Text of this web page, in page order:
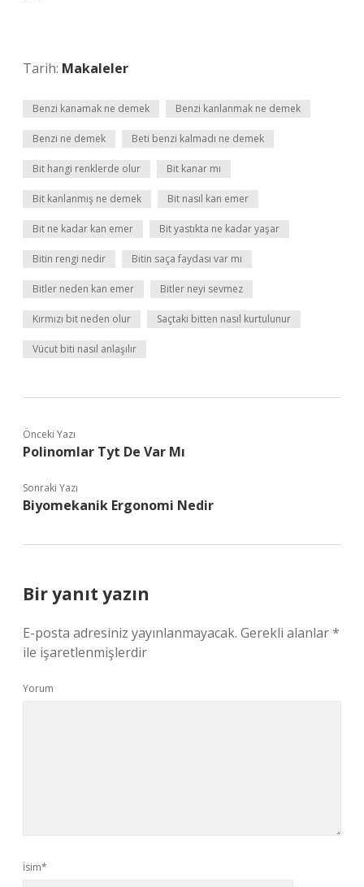
Tarih: Makaleler
Benzi kanamak ne demek Benzi kanlanmak ne demek
Benzi ne demek Beti benzi kalmadı ne demek
Bit hangi renklerde olur Bit kanar mı
Bit kanlanmış ne demek Bit nasıl kan emer
Bit ne kadar kan emer Bit yastıkta ne kadar yaşar
Bitin rengi nedir Bitin saça faydası var mı
Bitler neden kan emer Bitler neyi sevmez
Kırmızı bit neden olur Saçtaki bitten nasıl kurtulunur
Vücut biti nasıl anlaşılır
Önceki Yazı
Polinomlar Tyt De Var Mı
Sonraki Yazı
Biyomekanik Ergonomi Nedir
Bir yanıt yazın
E-posta adresiniz yayınlanmayacak. Gerekli alanlar*
ile işaretlenmişlerdir
Yorum
İsim*